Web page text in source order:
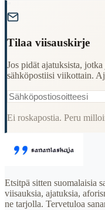
Tilaa viisauskirje
Jos pidät ajatuksista,
sähköpostiisi viikottain.
Ei roskapostia. Peru
Etsitpä sitten suomalaisia
viisauksia, ajatuksia,
ne tarjolla. Tervetuloa